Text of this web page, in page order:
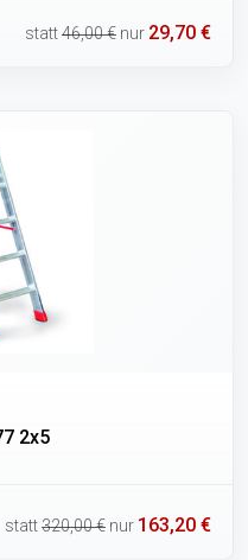
statt46,00 € nur 29,70 €
2x5
statt320,00 € nur 163,20 €